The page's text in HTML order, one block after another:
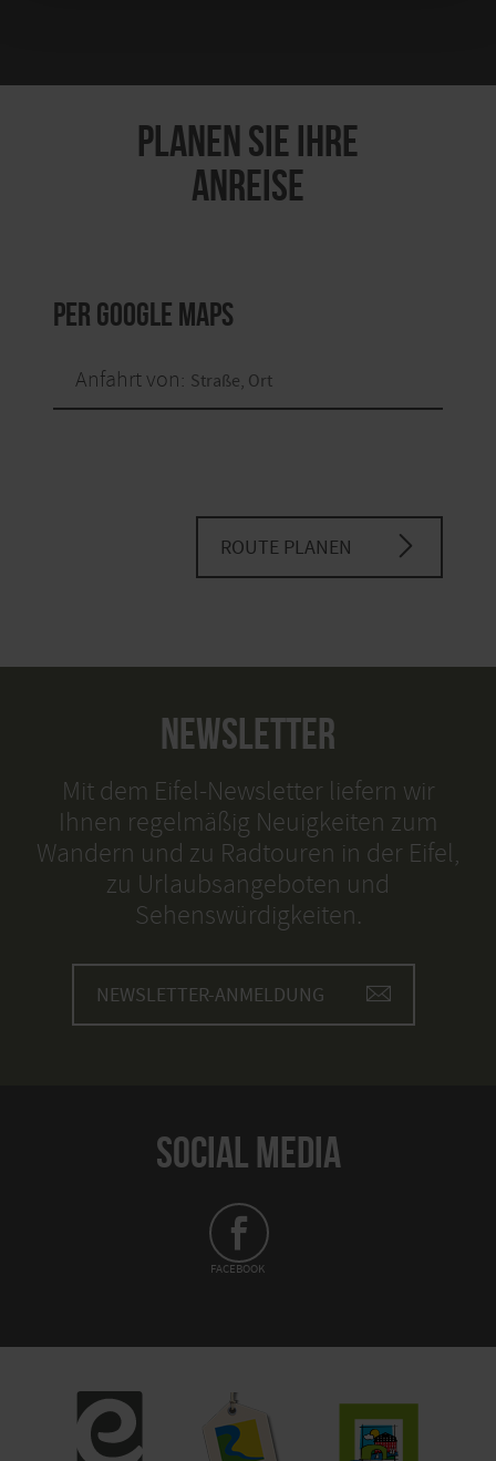
PLANEN SIE IHRE
ANREISE
per Google Maps
Anfahrt von:
ROUTE PLANEN
NEWSLETTER
Mit dem Eifel-Newsletter liefern wir
Ihnen regelmäßig Neuigkeiten zum
Wandern und zu Radtouren in der Eifel,
zu Urlaubsangeboten und
Sehenswürdigkeiten.
NEWSLETTER-ANMELDUNG
SOCIAL MEDIA
FACEBOOK